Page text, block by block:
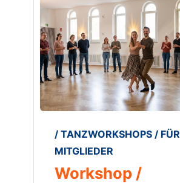
/ TANZWORKSHOPS / FÜR
MITGLIEDER
Workshop /